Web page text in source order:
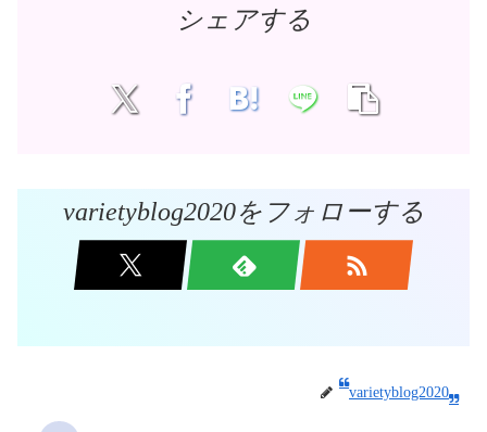
シェアする
varietyblog2020をフォローする
varietyblog2020